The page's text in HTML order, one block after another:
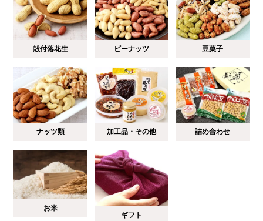
殻付落花生 ピーナッツ 豆菓子
ナッツ類 加工品・その他 詰め合わせ
お米
ギフト